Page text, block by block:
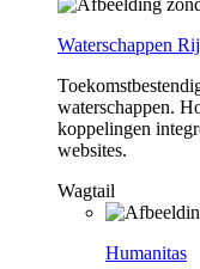
Waterschappen
waterschappen.
koppelingen
websites.
Wagtail
Humanitas